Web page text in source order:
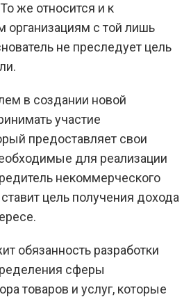
же относится и к
организациям с той лишь
не преследует цель
в создании новой
участие
предоставляет свои
для реализации
некоммерческого
цель получения дохода
обязанность разработки
сферы
товаров и услуг, которые